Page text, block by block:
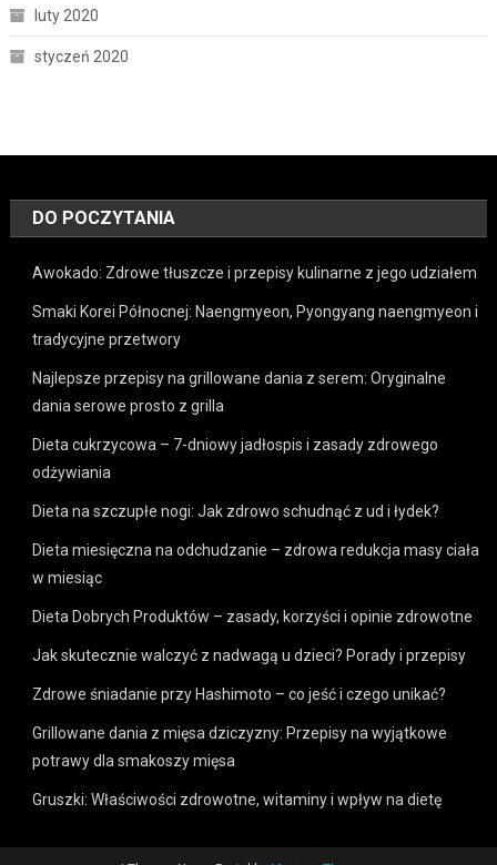
luty 2020
styczeń 2020
DO POCZYTANIA
Awokado: Zdrowe tłuszcze i przepisy kulinarne z jego udziałem
Smaki Korei Północnej: Naengmyeon, Pyongyang naengmyeon i
tradycyjne przetwory
Najlepsze przepisy na grillowane dania z serem: Oryginalne
dania serowe prosto z grilla
Dieta cukrzycowa – 7-dniowy jadłospis i zasady zdrowego
odżywiania
Dieta na szczupłe nogi: Jak zdrowo schudnąć z ud i łydek?
Dieta miesięczna na odchudzanie – zdrowa redukcja masy ciała
w miesiąc
Dieta Dobrych Produktów – zasady, korzyści i opinie zdrowotne
Jak skutecznie walczyć z nadwagą u dzieci? Porady i przepisy
Zdrowe śniadanie przy Hashimoto – co jeść i czego unikać?
Grillowane dania z mięsa dziczyzny: Przepisy na wyjątkowe
potrawy dla smakoszy mięsa
Gruszki: Właściwości zdrowotne, witaminy i wpływ na dietę